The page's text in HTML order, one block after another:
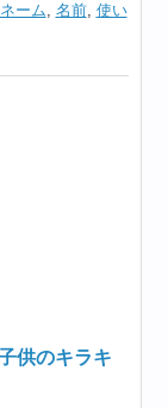
ーム, 名前, 使い
供のキラキ